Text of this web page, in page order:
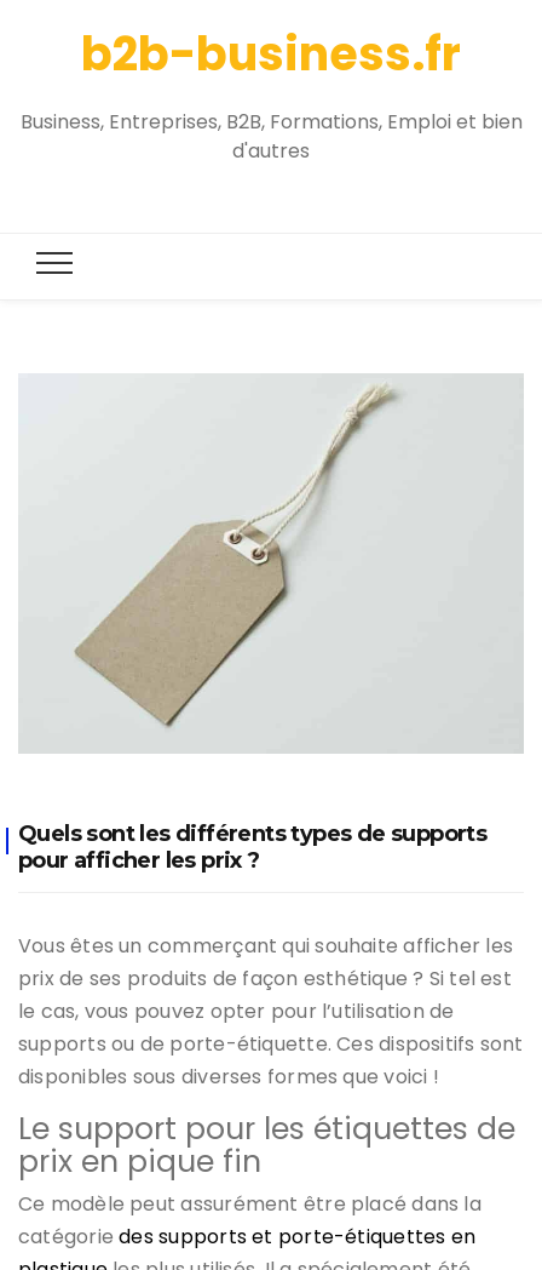
b2b-business.fr
Business, Entreprises, B2B, Formations, Emploi et bien
d'autres
Quels sont les différents types de supports
pour afficher les prix ?
Vous êtes un commerçant qui souhaite afficher les
prix de ses produits de façon esthétique ? Si tel est
le cas, vous pouvez opter pour l’utilisation de
supports ou de porte-étiquette. Ces dispositifs sont
disponibles sous diverses formes que voici !
Le support pour les étiquettes de
prix en pique fin
Ce modèle peut assurément être placé dans la
catégoriedes supports et porte-étiquettes en